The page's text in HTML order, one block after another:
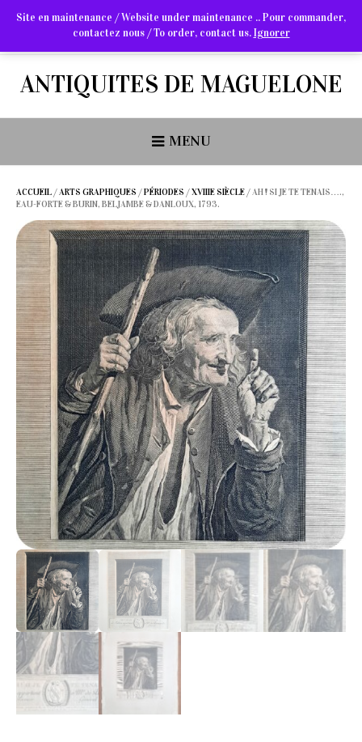
Arts Graphiques & Livres Anciens
ANTIQUITES DE MAGUELONE
MENU
ACCUEIL /ARTS GRAPHIQUES /PÉRIODES /XVIIIE SIÈCLE / AH ! SI JE TE TENAIS….,
EAU-FORTE & BURIN, BELJAMBE & DANLOUX, 1793.
Site en maintenance / Website under maintenance .. Pour commander,
contactez nous / To order, contact us.Ignorer